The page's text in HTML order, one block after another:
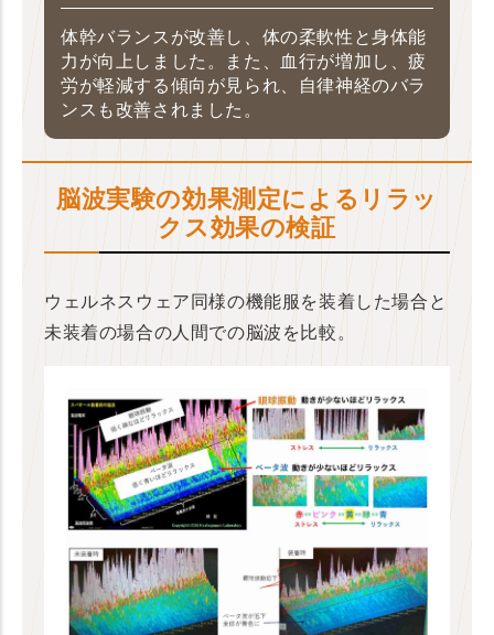
体幹バランスが改善し、体の柔軟性と身体能
力が向上しました。また、血行が増加し、疲
労が軽減する傾向が見られ、自律神経のバラ
ンスも改善されました。
脳波実験の効果測定によるリラッ
クス効果の検証
ウェルネスウェア同様の機能服を装着した場合と
未装着の場合の人間での脳波を比較。